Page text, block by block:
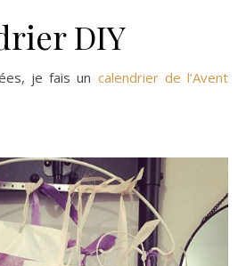
DIY
je fais un calendrier de l’Avent